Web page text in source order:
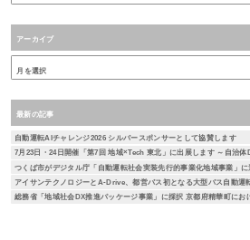
アーカイブ
最新の記事
自動運転AIチャレンジ2026 シルバースポンサーとして協賛します